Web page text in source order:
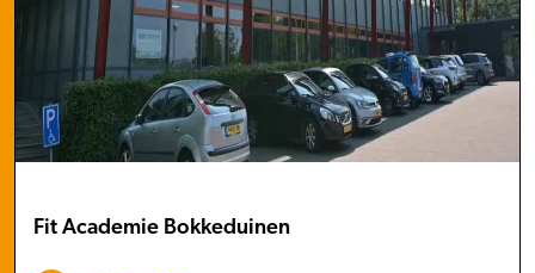
Fit Academie Bokkeduinen